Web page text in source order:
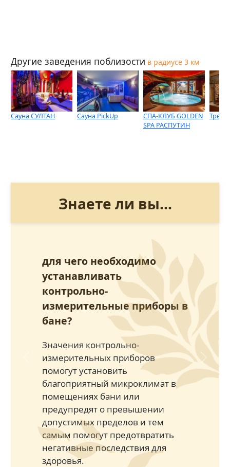
Другие заведения поблизости в радиусе 3 км
Сауна СУЛТАН Сауна PickUp
СПА-КЛУБ GOLDEN
SPA РАСПУТИН
Знаете ли вы...
для чего необходимо
устанавливать
контрольно-
измерительные приборы в
бане?
Значения контрольно-
измерительных приборов
помогут установить
благоприятный микроклимат в
помещениях бани или
предупредят о превышении
допустимых пределов и тем
самым помогут предотвратить
негативные последствия для
здоровья.
Previous Next